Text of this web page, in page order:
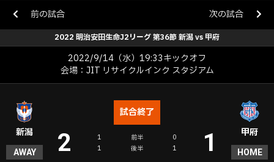
前の試合
2022 明治安田生命J2リーグ 第36節 新潟 vs 甲府
次の試合
2022/9/14（水）19:33キックオフ
会場：JIT リサイクルインク スタジアム
新潟
AWAY
試合終了
2 1 前半
0
1
後半 1 1 甲府
HOME